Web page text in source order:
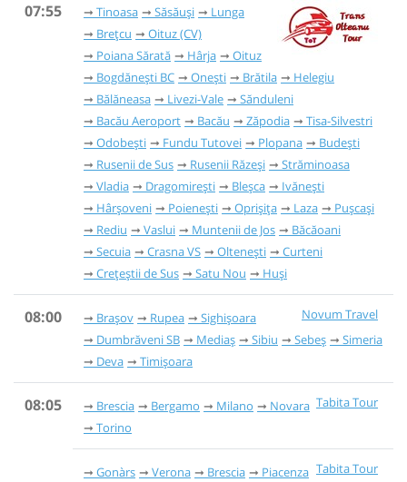
07:55 Tinoasa Săsăuși
Lunga
Brețcu
Oituz (CV)
Poiana Sărată
Hârja
Oituz
Bogdănești BC
Onești Brătila
Helegiu
Bălăneasa
Livezi-Vale
Sănduleni
Bacău Aeroport
Bacău Zăpodia
Tisa-Silvestri
Odobești
Fundu Tutovei Plopana
Budești
Rusenii de Sus
Rusenii Răzeși
Străminoasa
Vladia
Dragomirești Bleșca
Ivănești
Hârșoveni
Poienești Oprișița Laza
Pușcași
Rediu
Vaslui Muntenii de Jos
Băcăoani
Secuia
Crasna VS Oltenești
Curteni
Crețeștii de Sus
Satu Nou Huși
08:00 Novum Travel
Brașov Rupea
Sighișoara
Dumbrăveni SB
Mediaș Sibiu Sebeș
Simeria
Deva
Timișoara
08:05 Tabita Tour
Brescia Bergamo Milano
Novara
Torino
Tabita Tour
Gonàrs Verona Brescia
Piacenza